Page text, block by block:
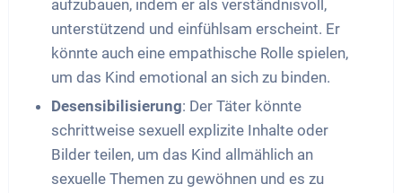
aufzubauen, indem er als verständnisvoll,
unterstützend und einfühlsam erscheint. Er
könnte auch eine empathische Rolle spielen,
um das Kind emotional an sich zu binden.
Desensibilisierung: Der Täter könnte
schrittweise sexuell explizite Inhalte oder
Bilder teilen, um das Kind allmählich an
sexuelle Themen zu gewöhnen und es zu